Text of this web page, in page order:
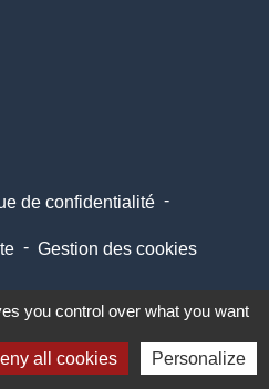
de confidentialité -
- Gestion des cookies
avec Réseau des Communes
you control over what you want
all cookies Personalize